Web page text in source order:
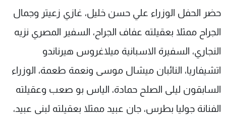
حضر الحفل الوزراء علي حسن خليل، غازي زعيتر وجمال
الجراح ممثلا بعقيلته عفاف الجراح، السفير المصري نزيه
النجاري، السفيرة الاسبانية ميلاغروس هيرناندو
اتشيفاريا، النائبان ميشال موسى ونعمة طعمة، الوزراء
السابقون ليلى الصلح حمادة، الياس بو صعب وعقيلته
الفنانة جوليا بطرس، جان عبيد ممثلا بعقيلته لبنى عبيد،